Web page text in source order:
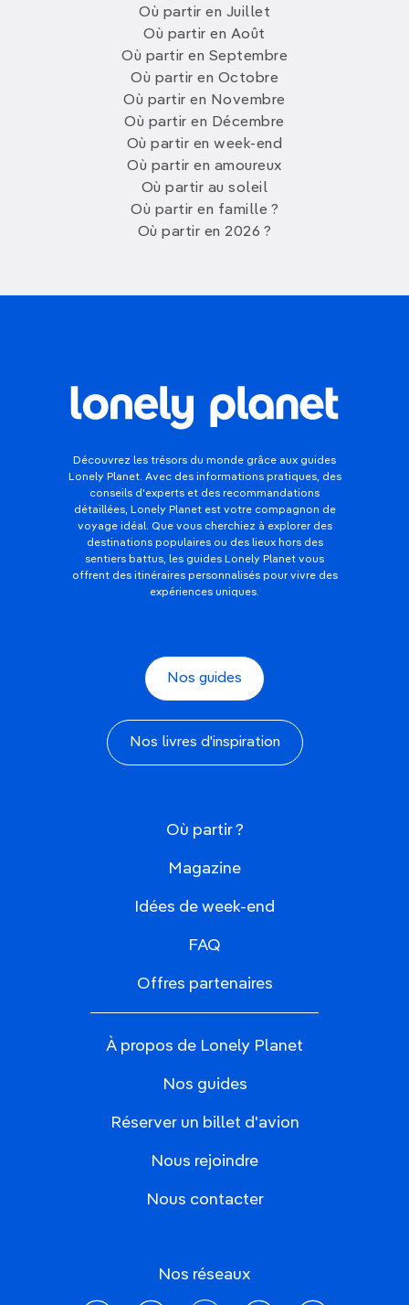
Où partir en Juillet
Où partir en Août
Où partir en Septembre
Où partir en Octobre
Où partir en Novembre
Où partir en Décembre
Où partir en week-end
Où partir en amoureux
Où partir au soleil
Où partir en famille ?
Où partir en 2026 ?
Découvrez les trésors du monde grâce aux guides
Lonely Planet. Avec des informations pratiques, des
conseils d'experts et des recommandations
détaillées, Lonely Planet est votre compagnon de
voyage idéal. Que vous cherchiez à explorer des
destinations populaires ou des lieux hors des
sentiers battus, les guides Lonely Planet vous
offrent des itinéraires personnalisés pour vivre des
expériences uniques.
Nos guides
Nos livres d'inspiration
Où partir ?
Magazine
Idées de week-end
FAQ
Offres partenaires
À propos de Lonely Planet
Nos guides
Réserver un billet d'avion
Nous rejoindre
Nous contacter
Nos réseaux